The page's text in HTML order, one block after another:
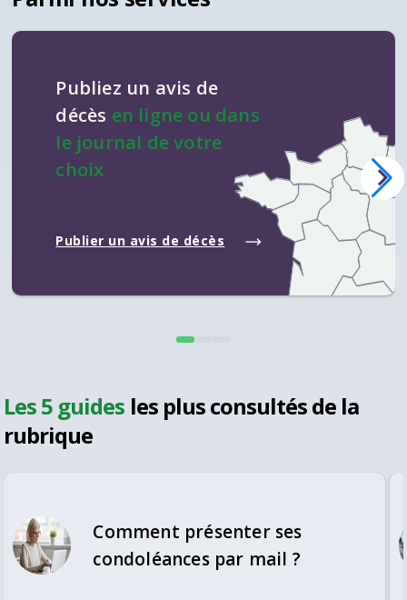
spécifique selon la volonté du défunt, mais
celui-ci reste encadré par la loi.
Publiez un avis de
décès en ligne ou dans
le journal de votre
choix
Publier un avis de décès
Les 5 guides les plus consultés de la
rubrique
Comment présenter ses
condoléances par mail ?